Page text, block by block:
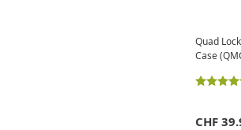
Quad
Case
CHF